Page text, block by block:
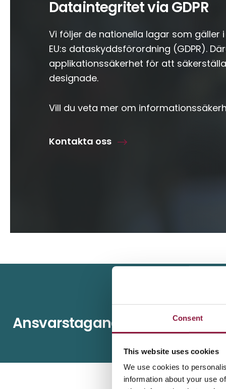
Consent
This website uses cookies
We use cookies to
information about your use
Dataintegritet via GDPR
Vi följer de nationella lagar som
EU:s dataskyddsförordning (GDPR).
applikationssäkerhet för att
designade.
Vill du veta mer om
Kontakta oss
Ansvarstagande leveranskedja